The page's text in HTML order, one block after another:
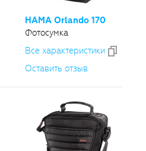
HAMA Orlando 170
Фотосумка
Все xарактеристики
Оставить отзыв